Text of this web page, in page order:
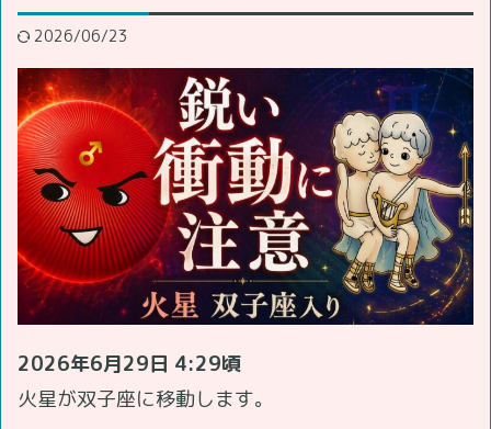
2026/06/23
2026年6月29日 4:29頃
火星が双子座に移動します。